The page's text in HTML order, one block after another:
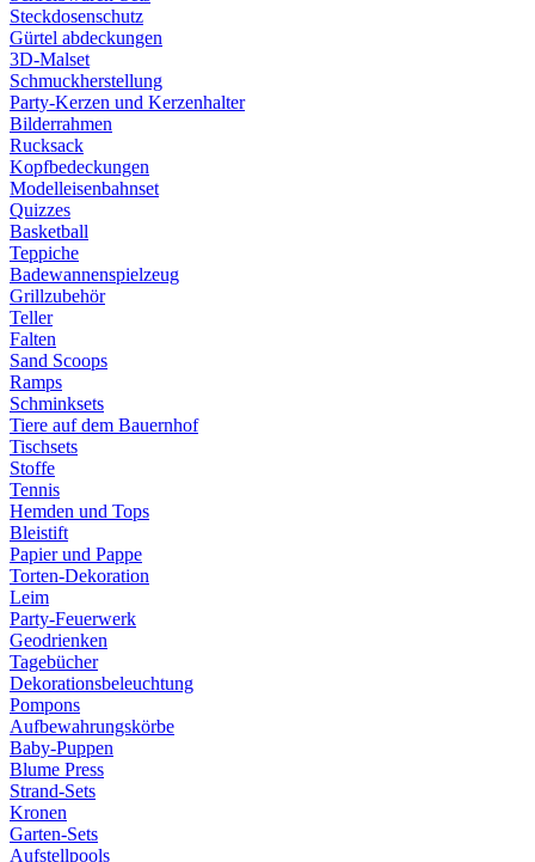
Steckdosenschutz
Gürtel abdeckungen
3D-Malset
Schmuckherstellung
Party-Kerzen und Kerzenhalter
Bilderrahmen
Rucksack
Kopfbedeckungen
Modelleisenbahnset
Quizzes
Basketball
Teppiche
Badewannenspielzeug
Grillzubehör
Teller
Falten
Sand Scoops
Ramps
Schminksets
Tiere auf dem Bauernhof
Tischsets
Stoffe
Tennis
Hemden und Tops
Bleistift
Papier und Pappe
Torten-Dekoration
Leim
Party-Feuerwerk
Geodrienken
Tagebücher
Dekorationsbeleuchtung
Pompons
Aufbewahrungskörbe
Baby-Puppen
Blume Press
Strand-Sets
Kronen
Garten-Sets
Aufstellpools